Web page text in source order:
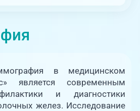
220-00-03
служба,
в медицинском
является современным
и диагностики
желез. Исследование